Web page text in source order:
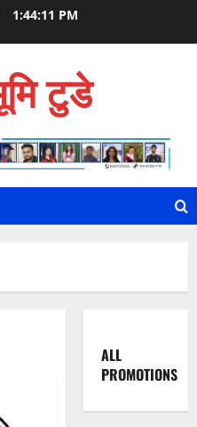
1:44:12 PM
टुडे
ALL
PROMOTIONS